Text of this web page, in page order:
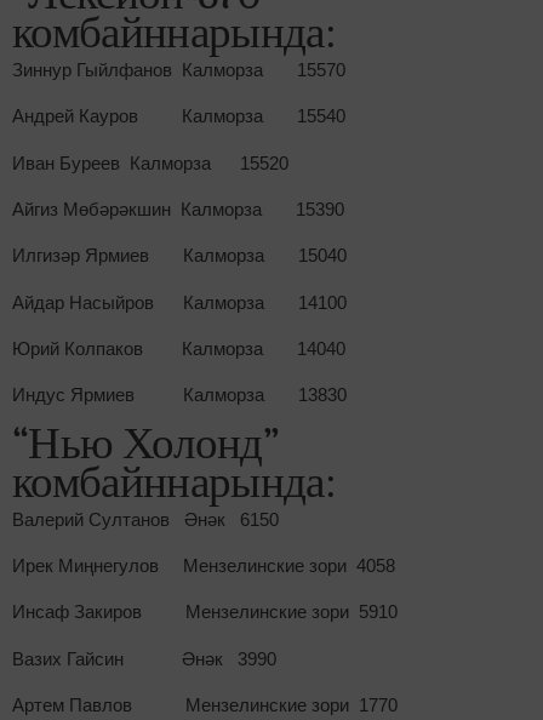
комбайннарында:
Зиннур Гыйлфанов Калморза 15570
Андрей Кауров Калморза 15540
Иван Буреев Калморза 15520
Айгиз Мөбәрәкшин Калморза 15390
Илгизәр Ярмиев Калморза 15040
Айдар Насыйров Калморза 14100
Юрий Колпаков Калморза 14040
Индус Ярмиев Калморза 13830
“Нью Холонд”
комбайннарында:
Валерий Султанов Әнәк 6150
Ирек Миңнегулов Мензелинские зори 4058
Инсаф Закиров Мензелинские зори 5910
Вазих Гайсин Әнәк 3990
Артем Павлов Мензелинские зори 1770